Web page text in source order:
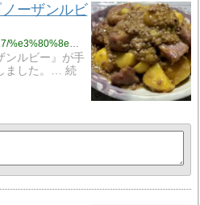
ノーザンルビ
ンルビー』が手
ました。… 続